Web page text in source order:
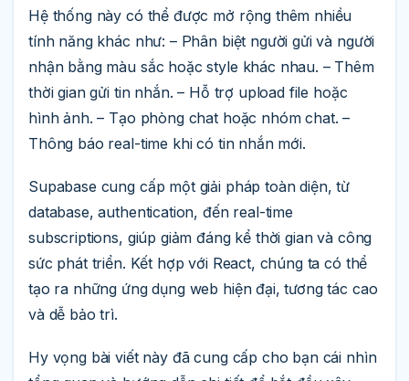
Hệ thống này có thể được mở rộng thêm nhiều
tính năng khác như: – Phân biệt người gửi và người
nhận bằng màu sắc hoặc style khác nhau. – Thêm
thời gian gửi tin nhắn. – Hỗ trợ upload file hoặc
hình ảnh. – Tạo phòng chat hoặc nhóm chat. –
Thông báo real-time khi có tin nhắn mới.
Supabase cung cấp một giải pháp toàn diện, từ
database, authentication, đến real-time
subscriptions, giúp giảm đáng kể thời gian và công
sức phát triển. Kết hợp với React, chúng ta có thể
tạo ra những ứng dụng web hiện đại, tương tác cao
và dễ bảo trì.
Hy vọng bài viết này đã cung cấp cho bạn cái nhìn